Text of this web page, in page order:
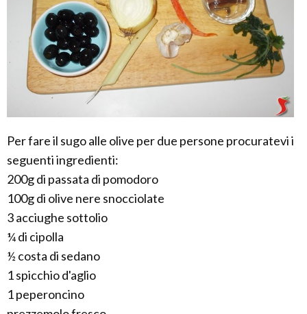
Per fare il sugo alle olive per due persone procuratevi i
seguenti ingredienti:
200g di passata di pomodoro
100g di olive nere snocciolate
3 acciughe sottolio
¼ di cipolla
½ costa di sedano
1 spicchio d'aglio
1 peperoncino